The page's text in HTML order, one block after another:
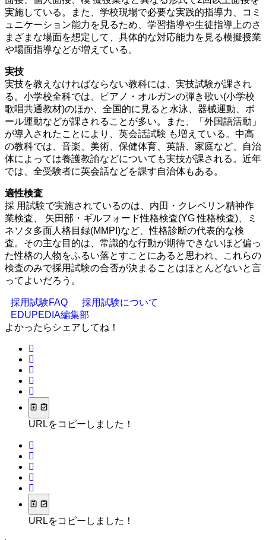
実施している。また、学校現場で必要な実践的指導力、コミ
ュニケーション能力を見るため、学習指導や生徒指導上のさ
まざまな場面を想定して、具体的な対応能力を見る模擬授業
や場面指導などが増えている。
実技
実技を教えなければならない教科には、実技試験が課され
る。小学校全科では、ピアノ・オルガンの弾き歌い(小学校
歌唱共通教材)のほか、全国的に見ると水泳、器械運動、ボ
ール運動などが課されることが多い。また、「外国語活動」
が導入されたことにより、英会話試験 も増えている。中高
の教科では、音楽、美術、保健体育、英語、家庭など、自治
体によっては養護教諭などについても実技が課される。近年
では、全受験者に英会話などを課す自治体もある。
適性検査
採 用試験で実施されているのは、内田・クレペリン精神作
業検査、 矢田部・ギルフォード性格検査(YG 性格検査)、ミ
ネソタ多面人格目録(MMPI)など、性格診断の代表的な検
査。その主な目的は、常識的な行動が期待できないほど偏っ
た性格の人物をふるい落とすことにあると思われ、これらの
検査のみで採用試験の合否が決まることはほとんどないと言
ってよいだろう。
採用試験FAQ
採用試験について
EDUPEDIA編集部
よかったらシェアしてね！
URLをコピーしました！
URLをコピーしました！